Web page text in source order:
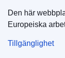
Den här
Europeiska
Tillgänglighet